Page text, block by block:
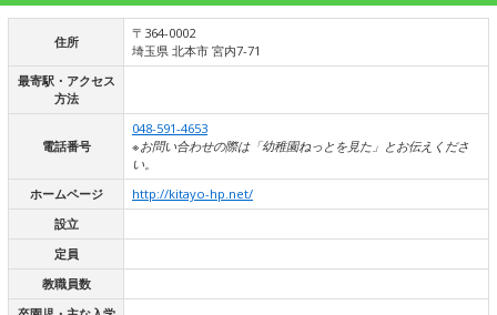
住所
〒364-0002
埼玉県 北本市 宮内7-71
最寄駅・アクセス
方法
電話番号
048-591-4653
※お問い合わせの際は「幼稚園ねっとを見た」とお伝えくださ
い。
ホームページ
http://kitayo-hp.net/
設立
定員
教職員数